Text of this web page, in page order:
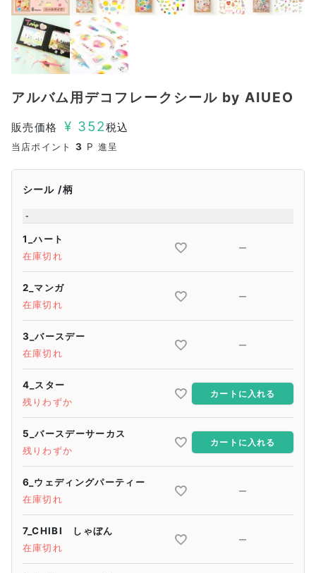
アルバム用デコフレークシール by AIUEO
販売価格 ¥ 352税込
当店ポイント 3 P 進呈
シール 柄
-
1_ハート
在庫切れ
—
2_マンガ
在庫切れ
—
3_バースデー
在庫切れ
—
4_スター
残りわずか
カートに入れる
5_バースデーサーカス
残りわずか
カートに入れる
6_ウェディングパーティー
在庫切れ
—
7_CHIBI しゃぼん
在庫切れ
—